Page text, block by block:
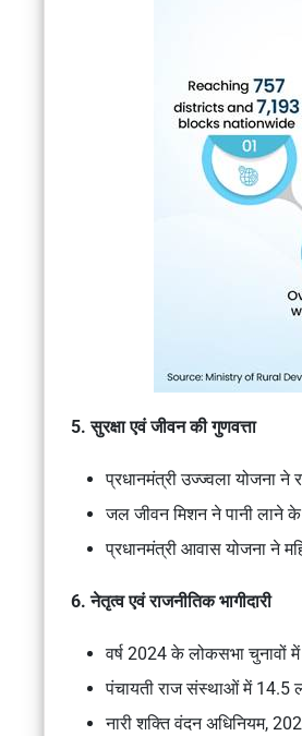
5. सुरक्षा एवं जीवन की गुणवत्ता
प्रधानमंत्री उज्ज्वला योजना
जल जीवन मिशन ने पानी लाने के
प्रधानमंत्री आवास योजना ने
6. नेतृत्व एवं राजनीतिक भागीदारी
वर्ष 2024 के लोकसभा चुनावों
पंचायती राज संस्थाओं में 14.5
नारी शक्ति वंदन अधिनियम,